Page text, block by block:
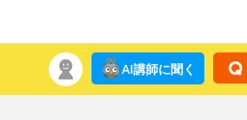
AI講師に聞く